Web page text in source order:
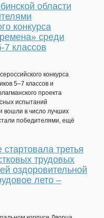
области
конкурса
среди
7 классов
конкурса
5–7 классов и
проекта
испытаний
вошли в число лучших
победителями, ещё
третья
трудовых
оздоровительной
лето –